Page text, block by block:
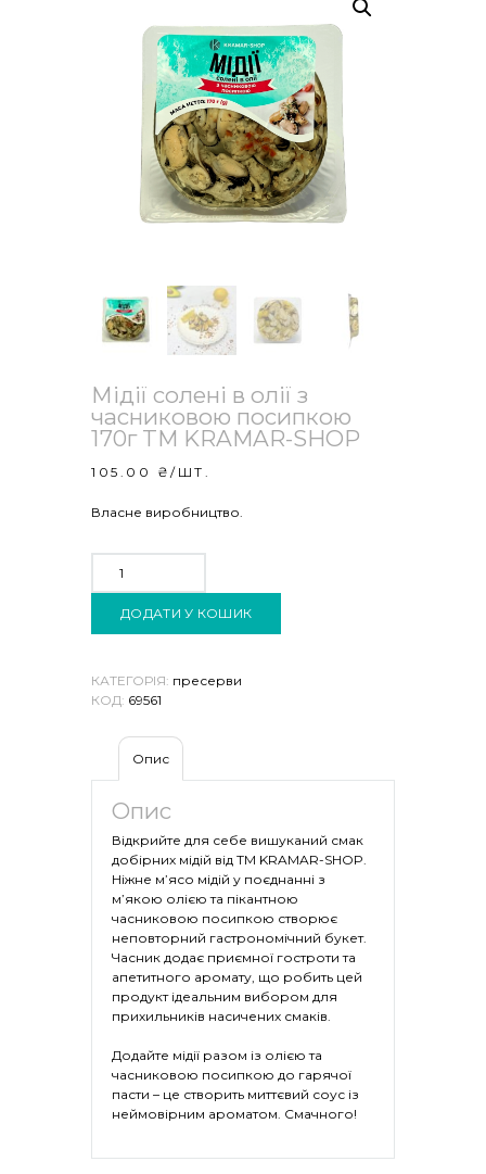
Мідії солені в олії з
часниковою посипкою
170г TM KRAMAR-SHOP
105.00 ₴ /ШТ.
Власне виробництво.
МІДІЇ
СОЛЕНІ
ОЛІЇ
ЧАСНИКОВОЮ
ПОСИПКОЮ
KRAMAR-
SHOP
КІЛЬКІСТЬ
ДОДАТИ У КОШИК
КАТЕГОРІЯ: пресерви
КОД: 69561
Опис
Опис
Відкрийте для себе вишуканий смак
добірних мідій від TM KRAMAR-SHOP.
Ніжне м’ясо мідій у поєднанні з
м’якою олією та пікантною
часниковою посипкою створює
неповторний гастрономічний букет.
Часник додає приємної гостроти та
апетитного аромату, що робить цей
продукт ідеальним вибором для
прихильників насичених смаків.
Додайте мідії разом із олією та
часниковою посипкою до гарячої
пасти – це створить миттєвий соус із
неймовірним ароматом. Смачного!